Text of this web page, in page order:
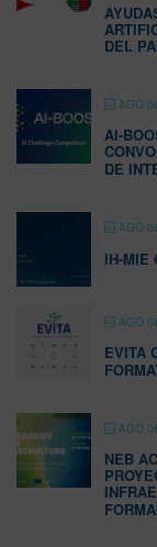
DEL
AGO
AI-
DE
AGO
IH-MIE
AGO
EVITA
AGO
NEB